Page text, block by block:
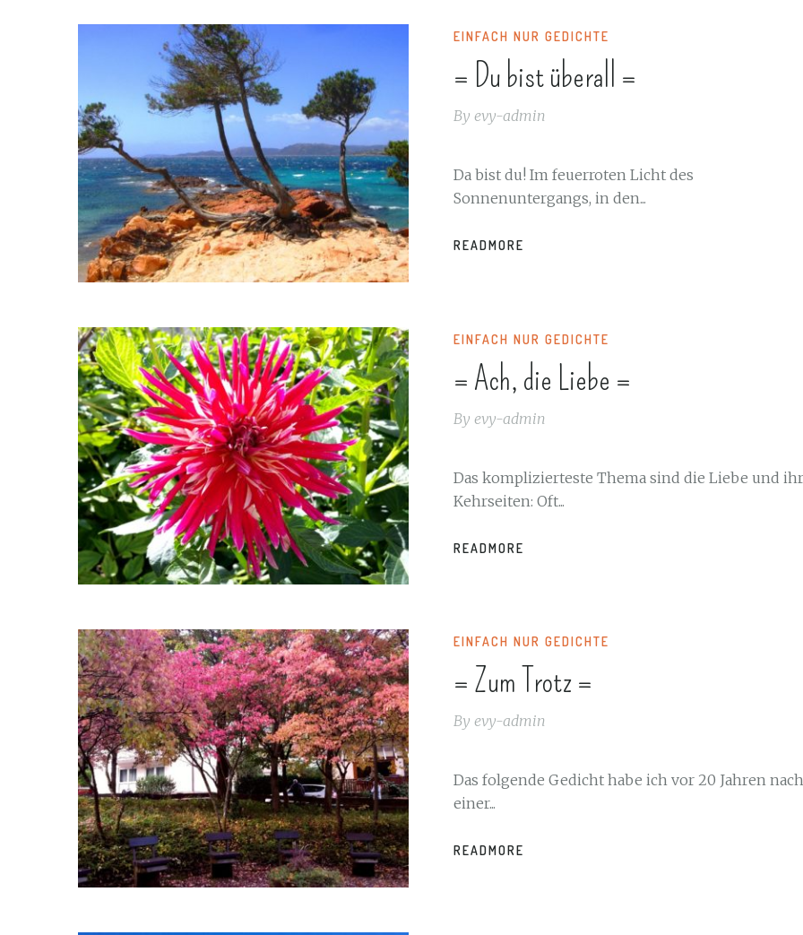
EINFACH NUR GEDICHTE
= Du bist überall =
By evy-admin
Da bist du! Im feuerroten Licht des
Sonnenuntergangs, in den...
READMORE
EINFACH NUR GEDICHTE
= Ach, die Liebe =
By evy-admin
Das komplizierteste Thema sind die Liebe und
Kehrseiten: Oft...
READMORE
EINFACH NUR GEDICHTE
= Zum Trotz =
By evy-admin
Das folgende Gedicht habe ich vor 20 Jahren nach
einer...
READMORE